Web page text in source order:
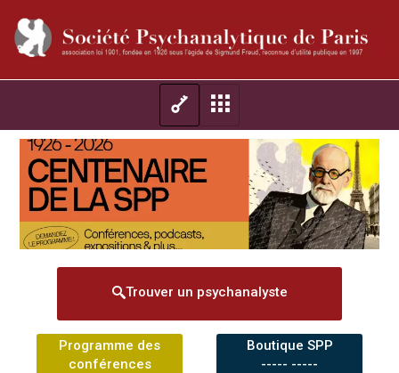
Trouver un psychanalyste
Programme des
conférences
Boutique SPP
----- -----